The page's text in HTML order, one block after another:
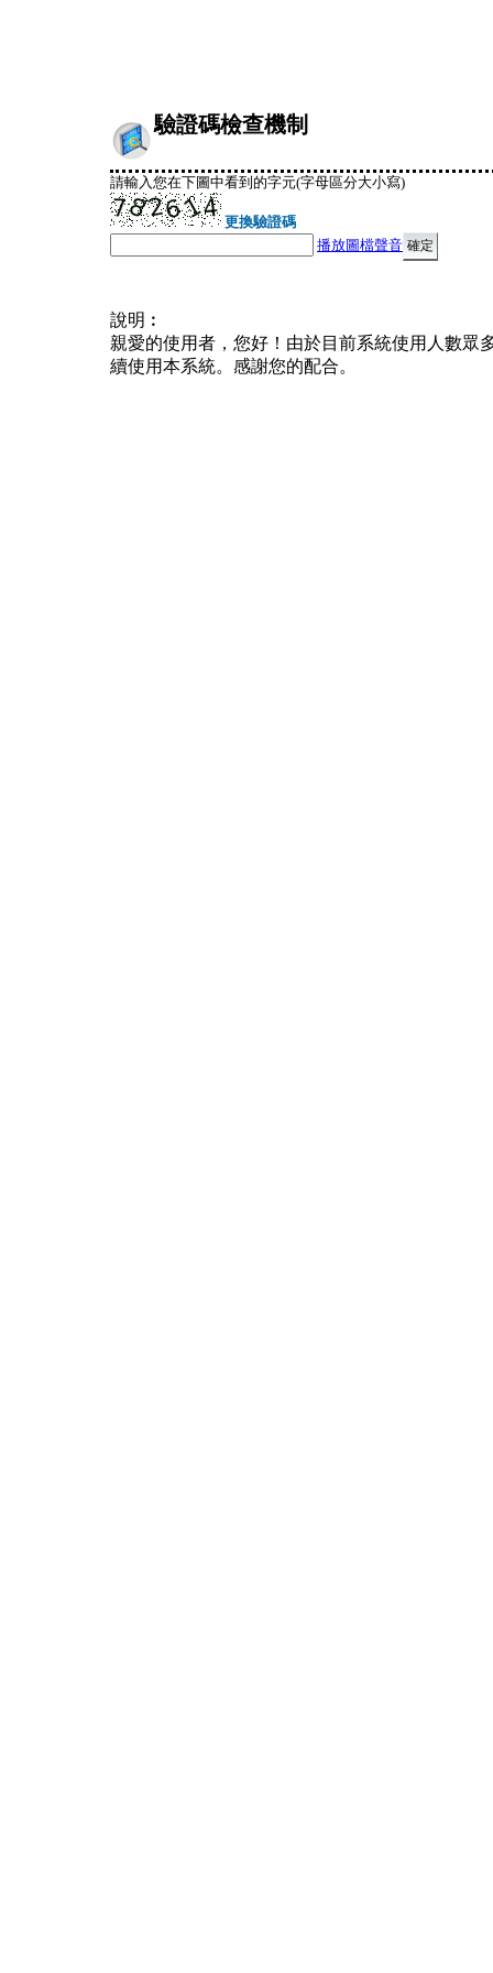
驗證碼檢查機制
請輸入您在下圖中看到的字元(字母區分大小寫)
更換驗證碼
播放圖檔聲音
說明︰
親愛的使用者，您好！由於目前系統使用人數眾
續使用本系統。感謝您的配合。